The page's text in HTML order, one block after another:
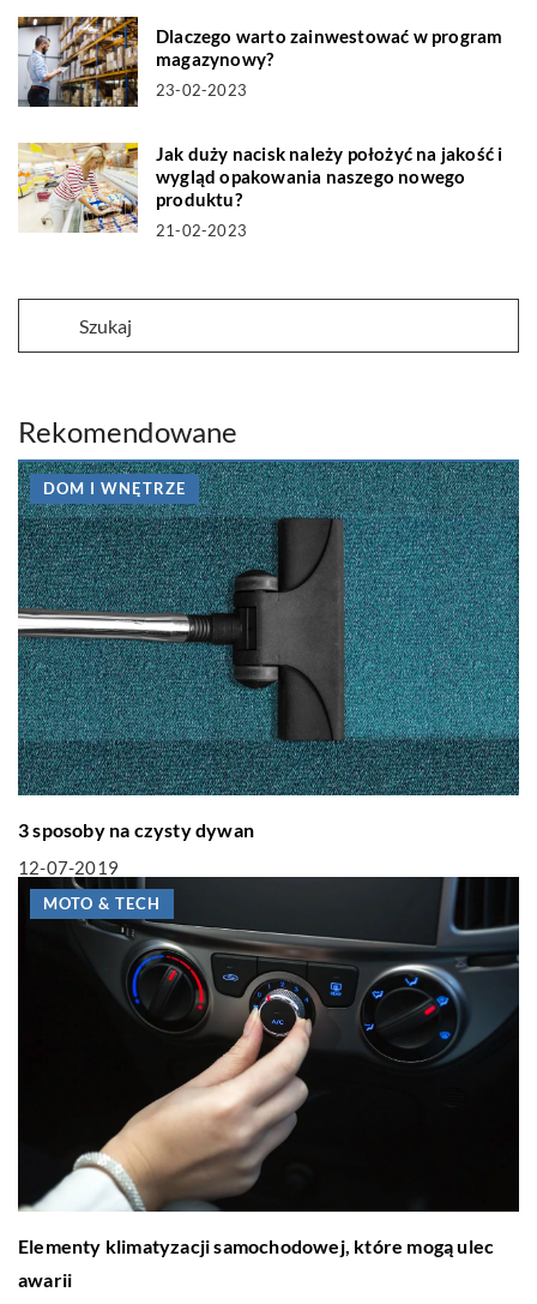
Dlaczego warto zainwestować w program
magazynowy?
23-02-2023
Jak duży nacisk należy położyć na jakość i
wygląd opakowania naszego nowego
produktu?
21-02-2023
Rekomendowane
DOM I WNĘTRZE
3 sposoby na czysty dywan
12-07-2019
MOTO & TECH
Elementy klimatyzacji samochodowej, które mogą ulec
awarii